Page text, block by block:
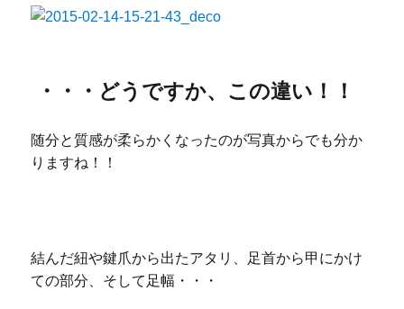
・・・どうですか、この違い！！
随分と質感が柔らかくなったのが写真からでも分か
りますね！！
結んだ紐や鍵爪から出たアタリ、足首から甲にかけ
ての部分、そして足幅・・・